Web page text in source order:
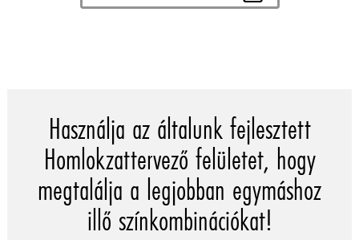
Használja az általunk fejlesztett
Homlokzattervező felületet, hogy
megtalálja a legjobban egymáshoz
illő színkombinációkat!